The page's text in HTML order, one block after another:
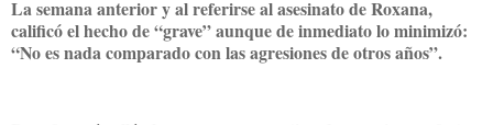
La semana anterior y al referirse al asesinato de Roxana,
calificó el hecho de “grave” aunque de inmediato lo minimizó:
“No es nada comparado con las agresiones de otros años”.